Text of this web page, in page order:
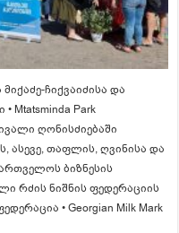
ჩიქვაიძისა და
Mtatsminda Park
ღონისძიებაში
ასევე, თაფლის, ღვინისა და
ბიზნესის
რძის ნიშნის ფედერაციის
• Georgian Milk Mark